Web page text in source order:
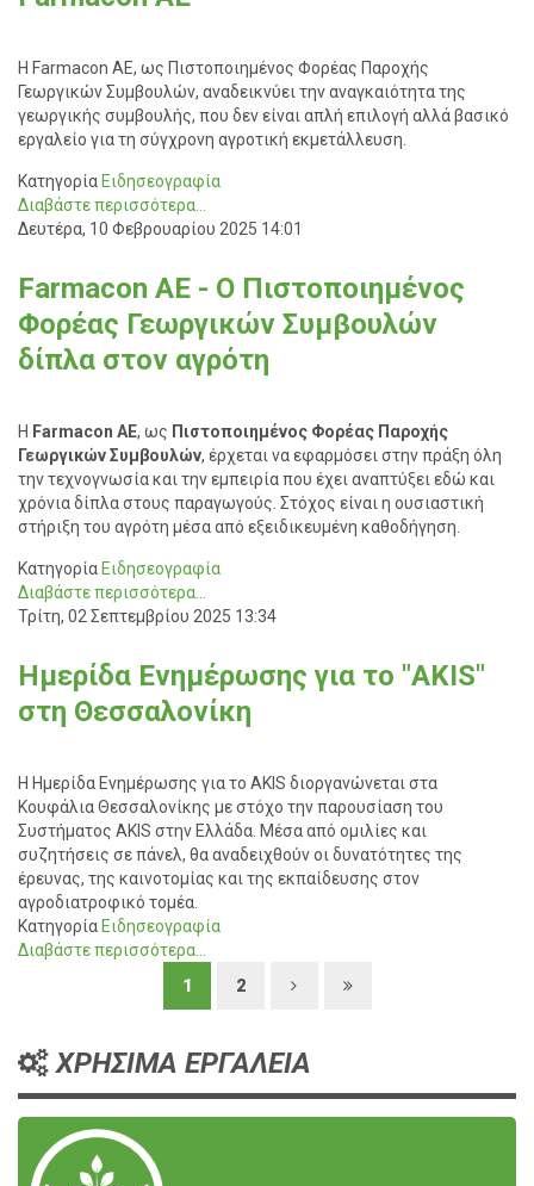
Η Farmacon AE, ως Πιστοποιημένος Φορέας Παροχής
Γεωργικών Συμβουλών, αναδεικνύει την αναγκαιότητα της
γεωργικής συμβουλής, που δεν είναι απλή επιλογή αλλά βασικό
εργαλείο για τη σύγχρονη αγροτική εκμετάλλευση.
Κατηγορία Ειδησεογραφία
Διαβάστε περισσότερα...
Δευτέρα, 10 Φεβρουαρίου 2025 14:01
Farmacon AE - Ο Πιστοποιημένος
Φορέας Γεωργικών Συμβουλών
δίπλα στον αγρότη
Η Farmacon AE, ως Πιστοποιημένος Φορέας Παροχής
Γεωργικών Συμβουλών, έρχεται να εφαρμόσει στην πράξη όλη
την τεχνογνωσία και την εμπειρία που έχει αναπτύξει εδώ και
χρόνια δίπλα στους παραγωγούς. Στόχος είναι η ουσιαστική
στήριξη του αγρότη μέσα από εξειδικευμένη καθοδήγηση.
Κατηγορία Ειδησεογραφία
Διαβάστε περισσότερα...
Τρίτη, 02 Σεπτεμβρίου 2025 13:34
Ημερίδα Ενημέρωσης για το "AKIS"
στη Θεσσαλονίκη
Η Ημερίδα Ενημέρωσης για το AKIS διοργανώνεται στα
Κουφάλια Θεσσαλονίκης με στόχο την παρουσίαση του
Συστήματος AKIS στην Ελλάδα. Μέσα από ομιλίες και
συζητήσεις σε πάνελ, θα αναδειχθούν οι δυνατότητες της
έρευνας, της καινοτομίας και της εκπαίδευσης στον
αγροδιατροφικό τομέα.
Κατηγορία Ειδησεογραφία
Διαβάστε περισσότερα...
1
2
ΧΡΗΣΙΜΑ ΕΡΓΑΛΕΙΑ